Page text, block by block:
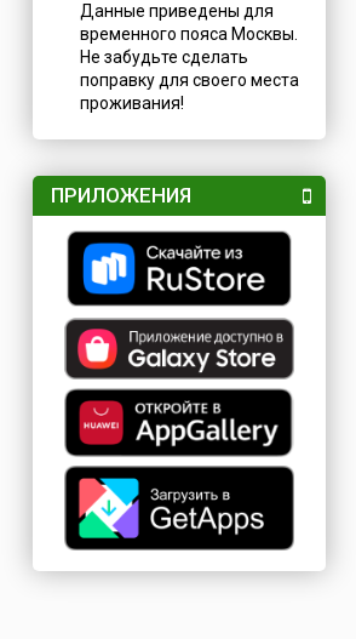
Данные приведены для
временного пояса Москвы.
Не забудьте сделать
поправку для своего места
проживания!
ПРИЛОЖЕНИЯ